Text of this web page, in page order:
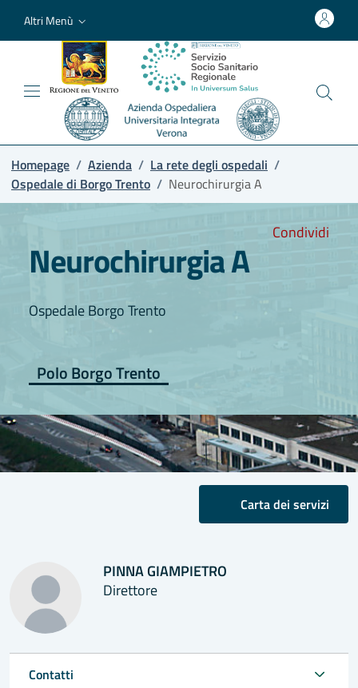
Altri Menù
Homepage / Azienda / La rete degli ospedali /
Ospedale di Borgo Trento / Neurochirurgia A
Condividi
Neurochirurgia A
Ospedale Borgo Trento
Polo Borgo Trento
Carta dei servizi
PINNA GIAMPIETRO
Direttore
Contatti